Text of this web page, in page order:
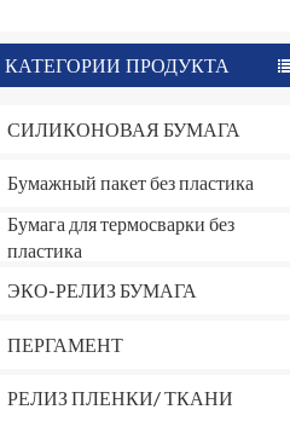
КАТЕГОРИИ ПРОДУКТА
СИЛИКОНОВАЯ БУМАГА
Бумажный пакет без пластика
Бумага для термосварки без
пластика
ЭКО-РЕЛИЗ БУМАГА
ПЕРГАМЕНТ
РЕЛИЗ ПЛЕНКИ/ ТКАНИ